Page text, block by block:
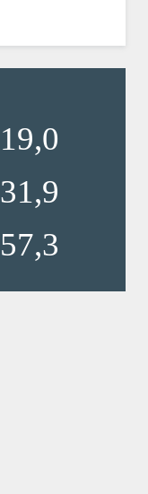
19,0
31,9
57,3